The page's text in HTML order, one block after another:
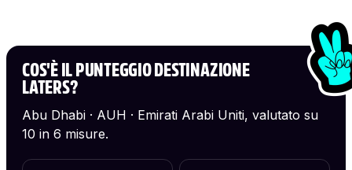
COS'È IL PUNTEGGIO DESTINAZIONE
LATERS?
Abu Dhabi · AUH · Emirati Arabi Uniti, valutato su
10 in 6 misure.